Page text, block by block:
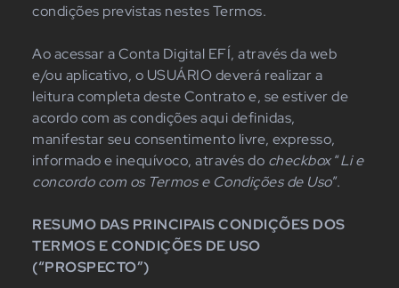
condições previstas nestes Termos.
Ao acessar a Conta Digital EFÍ, através da web
e/ou aplicativo, o USUÁRIO deverá realizar a
leitura completa deste Contrato e, se estiver de
acordo com as condições aqui definidas,
manifestar seu consentimento livre, expresso,
informado e inequívoco, através do checkbox“Li e
concordo com os Termos e Condições de Uso”.
RESUMO DAS PRINCIPAIS CONDIÇÕES DOS
TERMOS E CONDIÇÕES DE USO
(“PROSPECTO”)